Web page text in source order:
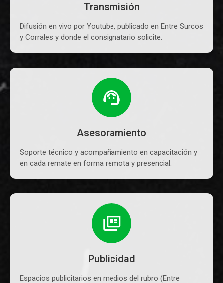
Transmisión
Difusión en vivo por Youtube, publicado en Entre Surcos
y Corrales y donde el consignatario solicite.
Asesoramiento
Soporte técnico y acompañamiento en capacitación y
en cada remate en forma remota y presencial.
Publicidad
Espacios publicitarios en medios del rubro (Entre